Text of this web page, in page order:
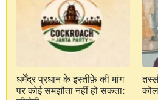
धर्मेंद्र प्रधान के इस्तीफ़े की मांग
पर कोई समझौता नहीं हो सकता: